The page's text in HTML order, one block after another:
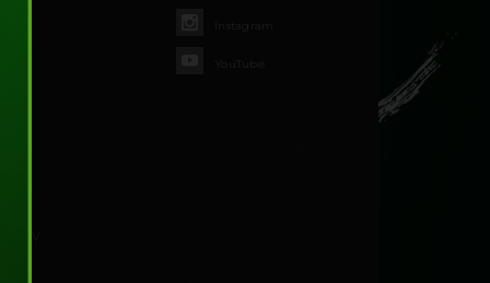
Instagram
YouTube